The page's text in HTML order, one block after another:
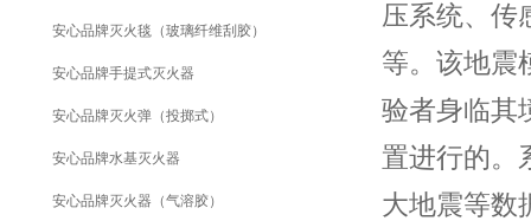
安心品牌灭火毯（玻璃纤维刮胶）
安心品牌手提式灭火器
安心品牌灭火弹（投掷式）
安心品牌水基灭火器
安心品牌灭火器（气溶胶）
压系统、传
等。该地震
验者身临其
置进行的。
大地震等数